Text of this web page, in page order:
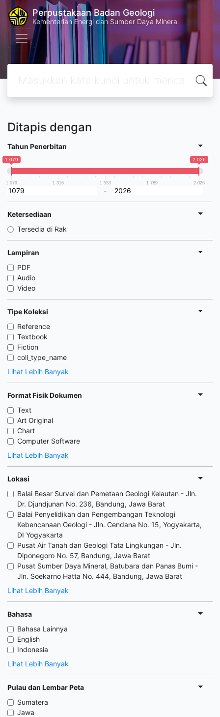
Perpustakaan Badan Geologi
Kementerian Energi dan Sumber Daya Mineral
Ditapis dengan
Tahun Penerbitan
1 079 2 026
1 079 1 316 1 553 1 789 2 026
-
Ketersediaan
Tersedia di Rak
Lampiran
PDF
Audio
Video
Tipe Koleksi
Reference
Textbook
Fiction
coll_type_name
Lihat Lebih Banyak
Format Fisik Dokumen
Text
Art Original
Chart
Computer Software
Lihat Lebih Banyak
Lokasi
Balai Besar Survei dan Pemetaan Geologi Kelautan - Jln.
Dr. Djundjunan No. 236, Bandung, Jawa Barat
Balai Penyelidikan dan Pengembangan Teknologi
Kebencanaan Geologi - Jln. Cendana No. 15, Yogyakarta,
DI Yogyakarta
Pusat Air Tanah dan Geologi Tata Lingkungan - Jln.
Diponegoro No. 57, Bandung, Jawa Barat
Pusat Sumber Daya Mineral, Batubara dan Panas Bumi -
Jln. Soekarno Hatta No. 444, Bandung, Jawa Barat
Lihat Lebih Banyak
Bahasa
Bahasa Lainnya
English
Indonesia
Lihat Lebih Banyak
Pulau dan Lembar Peta
Sumatera
Jawa